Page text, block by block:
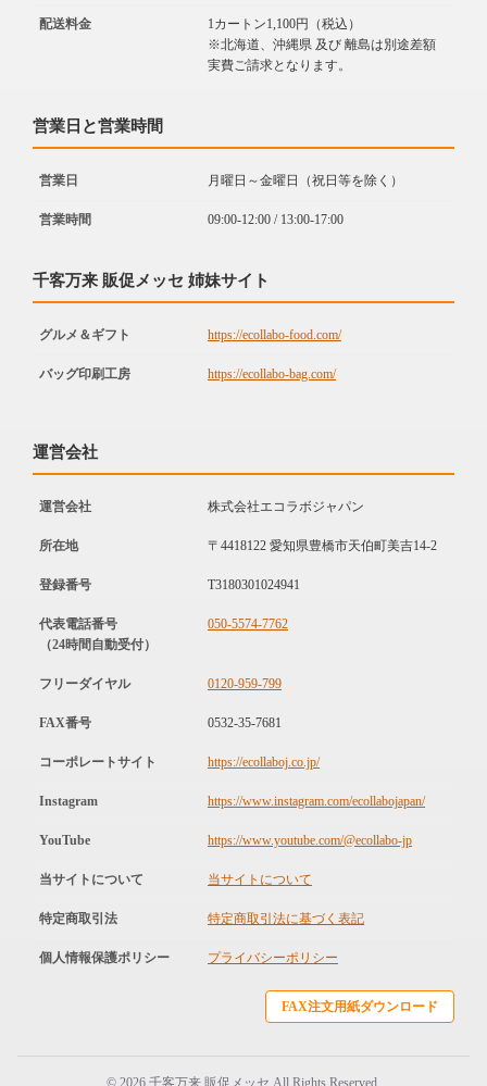
配送料金
1カートン1,100円（税込）
※北海道、沖縄県 及び 離島は別途差額
実費ご請求となります。
営業日と営業時間
営業日 月曜日～金曜日（祝日等を除く）
営業時間 09:00-12:00 / 13:00-17:00
千客万来 販促メッセ 姉妹サイト
グルメ＆ギフト https://ecollabo-food.com/
バッグ印刷工房 https://ecollabo-bag.com/
運営会社
運営会社 株式会社エコラボジャパン
所在地 〒4418122 愛知県豊橋市天伯町美吉14-2
登録番号 T3180301024941
代表電話番号
（24時間自動受付）
050-5574-7762
フリーダイヤル 0120-959-799
FAX番号 0532-35-7681
コーポレートサイト https://ecollaboj.co.jp/
Instagram https://www.instagram.com/ecollabojapan/
YouTube https://www.youtube.com/@ecollabo-jp
当サイトについて 当サイトについて
特定商取引法 特定商取引法に基づく表記
個人情報保護ポリシー プライバシーポリシー
FAX注文用紙ダウンロード
© 2026 千客万来 販促メッセ All Rights Reserved.